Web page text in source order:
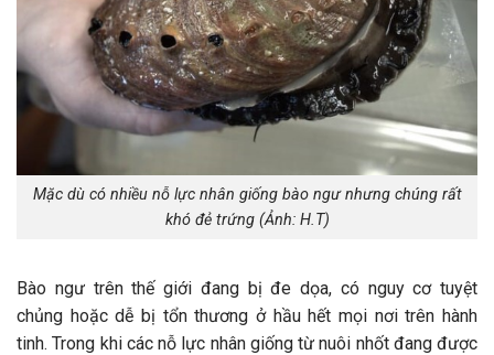
Mặc dù có nhiều nỗ lực nhân giống bào ngư nhưng chúng rất
khó đẻ trứng (Ảnh: H.T)
Bào ngư trên thế giới đang bị đe dọa, có nguy cơ tuyệt
chủng hoặc dễ bị tổn thương ở hầu hết mọi nơi trên hành
tinh. Trong khi các nỗ lực nhân giống từ nuôi nhốt đang được